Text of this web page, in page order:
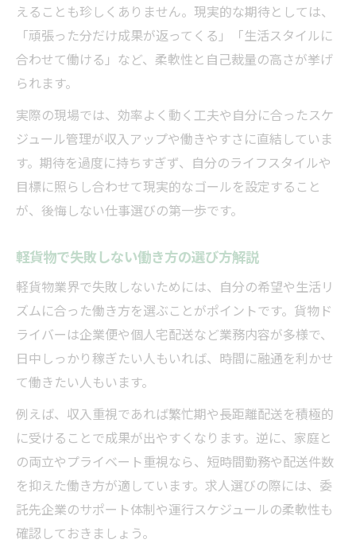
えることも珍しくありません。現実的な期待としては、
「頑張った分だけ成果が返ってくる」「生活スタイルに
合わせて働ける」など、柔軟性と自己裁量の高さが挙げ
られます。
実際の現場では、効率よく動く工夫や自分に合ったスケ
ジュール管理が収入アップや働きやすさに直結していま
す。期待を過度に持ちすぎず、自分のライフスタイルや
目標に照らし合わせて現実的なゴールを設定すること
が、後悔しない仕事選びの第一歩です。
軽貨物で失敗しない働き方の選び方解説
軽貨物業界で失敗しないためには、自分の希望や生活リ
ズムに合った働き方を選ぶことがポイントです。貨物ド
ライバーは企業便や個人宅配送など業務内容が多様で、
日中しっかり稼ぎたい人もいれば、時間に融通を利かせ
て働きたい人もいます。
例えば、収入重視であれば繁忙期や長距離配送を積極的
に受けることで成果が出やすくなります。逆に、家庭と
の両立やプライベート重視なら、短時間勤務や配送件数
を抑えた働き方が適しています。求人選びの際には、委
託先企業のサポート体制や運行スケジュールの柔軟性も
確認しておきましょう。